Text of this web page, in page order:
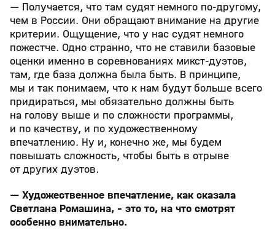
— Получается, что там судят немного по-другому,
чем в России. Они обращают внимание на другие
критерии. Ощущение, что у нас судят немного
пожестче. Одно странно, что не ставили базовые
оценки именно в соревнованиях микст-дуэтов,
там, где база должна была быть. В принципе,
мы и так понимаем, что к нам будут больше всего
придираться, мы обязательно должны быть
на голову выше и по сложности программы,
и по качеству, и по художественному
впечатлению. Ну и, конечно же, мы будем
повышать сложность, чтобы быть в отрыве
от других дуэтов.
— Художественное впечатление, как сказала
Светлана Ромашина, - это то, на что смотрят
особенно внимательно.